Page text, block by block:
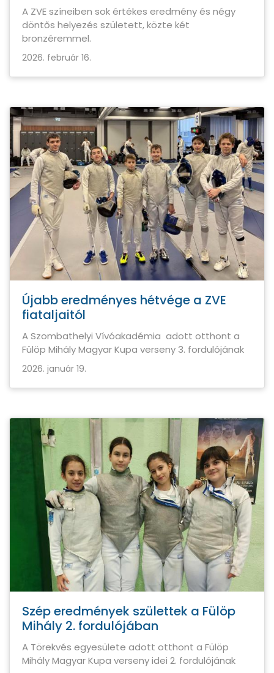
A ZVE színeiben sok értékes eredmény és négy
döntős helyezés született, közte két
bronzéremmel.
2026. február 16.
Újabb eredményes hétvége a ZVE
fiataljaitól
A Szombathelyi Vívóakadémia adott otthont a
Fülöp Mihály Magyar Kupa verseny 3. fordulójának
2026. január 19.
Szép eredmények születtek a Fülöp
Mihály 2. fordulójában
A Törekvés egyesülete adott otthont a Fülöp
Mihály Magyar Kupa verseny idei 2. fordulójának